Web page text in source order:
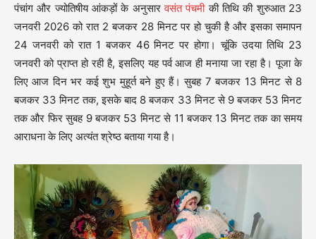
पंचांग और ज्योतिषीय आंकड़ों के अनुसारवसंत पंचमीकी तिथि की शुरुआत 23
जनवरी 2026 को रात 2 बजकर 28 मिनट पर हो चुकी है और इसका समापन
24 जनवरी को रात 1 बजकर 46 मिनट पर होगा। चूंकि उदया तिथि 23
जनवरी को प्राप्त हो रही है, इसलिए यह पर्व आज ही मनाया जा रहा है। पूजा के
लिए आज दिन भर कई शुभ मुहूर्त बने हुए हैं। सुबह 7 बजकर 13 मिनट से 8
बजकर 33 मिनट तक, इसके बाद 8 बजकर 33 मिनट से 9 बजकर 53 मिनट
तक और फिर सुबह 9 बजकर 53 मिनट से 11 बजकर 13 मिनट तक का समय
आराधना के लिए अत्यंत श्रेष्ठ बताया गया है।